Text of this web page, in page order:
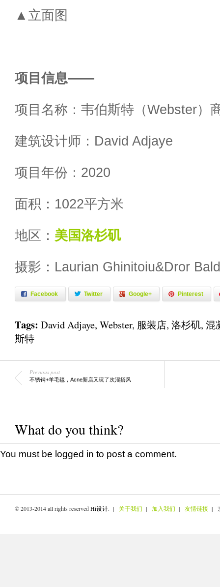
▲立面图
项目信息——
项目名称：韦伯斯特（Webster）
建筑设计师：David Adjaye
项目年份：2020
面积：1022平方米
地区： 美国洛杉矶
摄影：Laurian Ghinitoiu&Dror
Facebook Twitter Google+ Pinterest
Tags: David Adjaye, Webster, 服装店, 洛杉矶, 混
斯特
Previous post
不锈钢+羊毛毯，Acne新店又玩了次混搭风
What do you think?
You must be logged in to post a comment.
© 2013-2014 all rights reservedHi设计. | 关于我们 | 加入我们 | 友情链接 |